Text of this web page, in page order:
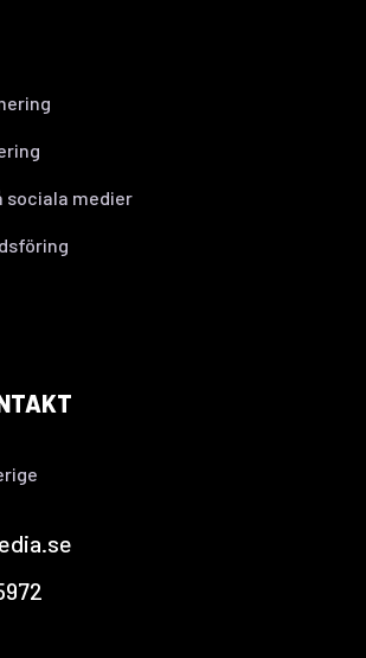
sociala medier